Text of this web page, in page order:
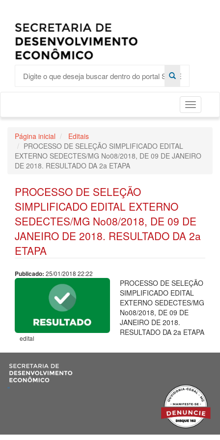
Toggle
Página inicial
Editais
PROCESSO DE SELEÇÃO SIMPLIFICADO EDITAL
EXTERNO SEDECTES/MG No08/2018, DE 09 DE JANEIRO
DE 2018. RESULTADO DA 2a ETAPA
PROCESSO DE SELEÇÃO
SIMPLIFICADO EDITAL EXTERNO
SEDECTES/MG No08/2018, DE 09 DE
JANEIRO DE 2018. RESULTADO DA 2a
ETAPA
Publicado: 25/01/2018 22:22
edital
PROCESSO DE SELEÇÃO
SIMPLIFICADO EDITAL
EXTERNO SEDECTES/MG
No08/2018, DE 09 DE
JANEIRO DE 2018.
RESULTADO DA 2a ETAPA
"